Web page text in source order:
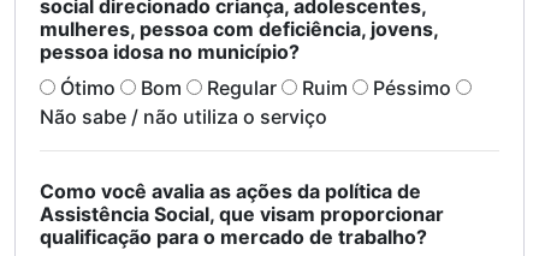
social direcionado criança, adolescentes,
mulheres, pessoa com deficiência, jovens,
pessoa idosa no município?
Ótimo
Bom Regular Ruim
Péssimo
Não sabe / não utiliza o serviço
Como você avalia as ações da política de
Assistência Social, que visam proporcionar
qualificação para o mercado de trabalho?